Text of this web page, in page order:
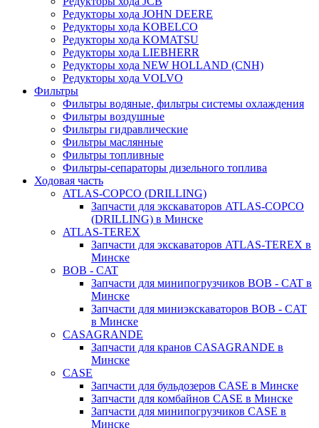
Редукторы хода JOHN DEERE
Редукторы хода KOBELCO
Редукторы хода KOMATSU
Редукторы хода LIEBHERR
Редукторы хода NEW HOLLAND (CNH)
Редукторы хода VOLVO
Фильтры
Фильтры водяные, фильтры системы охлаждения
Фильтры воздушные
Фильтры гидравлические
Фильтры маслянные
Фильтры топливные
Фильтры-сепараторы дизельного топлива
Ходовая часть
ATLAS-COPCO (DRILLING)
Запчасти для экскаваторов ATLAS-COPCO
(DRILLING) в Минске
ATLAS-TEREX
Запчасти для экскаваторов ATLAS-TEREX в
Минске
BOB - CAT
Запчасти для минипогрузчиков BOB - CAT в
Минске
Запчасти для миниэкскаваторов BOB - CAT
в Минске
CASAGRANDE
Запчасти для кранов CASAGRANDE в
Минске
CASE
Запчасти для бульдозеров CASE в Минске
Запчасти для комбайнов CASE в Минске
Запчасти для минипогрузчиков CASE в
Минске